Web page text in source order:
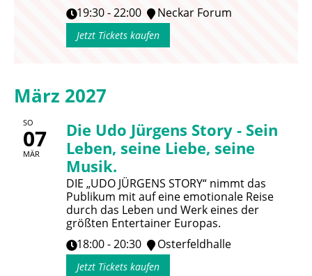
19:30 - 22:00
Neckar Forum
Jetzt Tickets kaufen
März 2027
SO
07
MÄR
Die Udo Jürgens Story - Sein
Leben, seine Liebe, seine
Musik.
DIE „UDO JÜRGENS STORY“ nimmt das
Publikum mit auf eine emotionale Reise
durch das Leben und Werk eines der
größten Entertainer Europas.
18:00 - 20:30
Osterfeldhalle
Jetzt Tickets kaufen